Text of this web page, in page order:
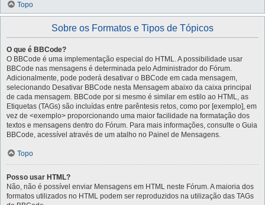
Topo
Sobre os Formatos e Tipos de Tópicos
O que é BBCode?
O BBCode é uma implementação especial do HTML. A possibilidade usar
BBCode nas mensagens é determinada pelo Administrador do Fórum.
Adicionalmente, pode poderá desativar o BBCode em cada mensagem,
selecionando Desativar BBCode nesta Mensagem abaixo da caixa principal
de cada mensagem. BBCode por si mesmo é similar em estilo ao HTML, as
Etiquetas (TAGs) são incluídas entre parêntesis retos, como por [exemplo], em
vez de <exemplo> proporcionando uma maior facilidade na formatação dos
textos e mensagens dentro do Fórum. Para mais informações, consulte o Guia
BBCode, acessível através de um atalho no Painel de Mensagens.
Topo
Posso usar HTML?
Não, não é possível enviar Mensagens em HTML neste Fórum. A maioria dos
formatos utilizados no HTML podem ser reproduzidos na utilização das TAGs